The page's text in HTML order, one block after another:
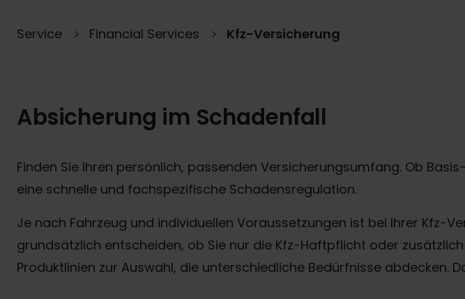
Service Financial Services Kfz-Versicherung
Absicherung im Schadenfall
Finden Sie Ihren persönlich, passenden Versicherungsumfang. Ob
eine schnelle und fachspezifische Schadensregulation.
Je nach Fahrzeug und individuellen Voraussetzungen ist bei Ihrer Kfz-
grundsätzlich entscheiden, ob Sie nur die Kfz-Haftpflicht oder
Produktlinien zur Auswahl, die unterschiedliche Bedürfnisse abdecken.